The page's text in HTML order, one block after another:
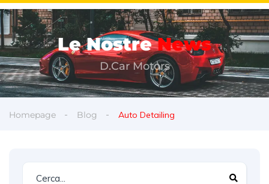
Le NostreNews
D.Car Motors
Homepage Blog Auto Detailing